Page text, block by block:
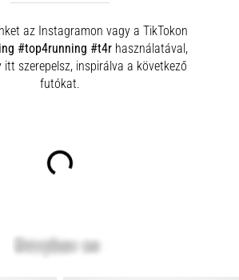
az Instagramon vagy a TikTokon
#top4running #t4rhasználatával,
itt szerepelsz, inspirálva a következő
futókat.